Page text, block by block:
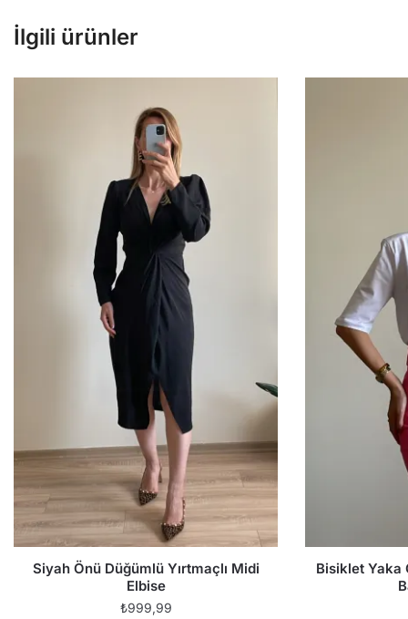
İlgili ürünler
Siyah Önü Düğümlü Yırtmaçlı Midi
Elbise
₺999,99
Bisiklet Yaka